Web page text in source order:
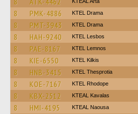
8 PMK-4886 KTEL Drama
8 PMT-3943 KTEL Drama
8 HAH-9240 KTEL Lesbos
8 PAE-8167 KTEL Lemnos
8 KIE-6550 KTEL Kilkis
8 HNB-3415 KTEL Thesprotia
8 KOE-7167 KTEL Rhodope
8 KBX-2512 KTEAL Kavalas
8 HMI-4195 KTEAL Naousa